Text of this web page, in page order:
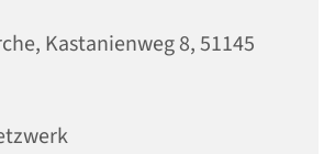
Kastanienweg 8, 51145